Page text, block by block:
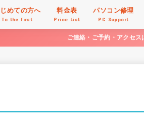
めての方へ
To the first
料金表
Price List
パソコン修理
PC Support
ご連絡・ご予約・アクセス